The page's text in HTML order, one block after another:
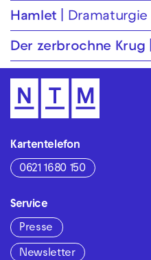
Hamlet Dramaturgie
Der zerbrochne Krug
Kartentelefon
0621 1680 150
Service
Presse
Newsletter